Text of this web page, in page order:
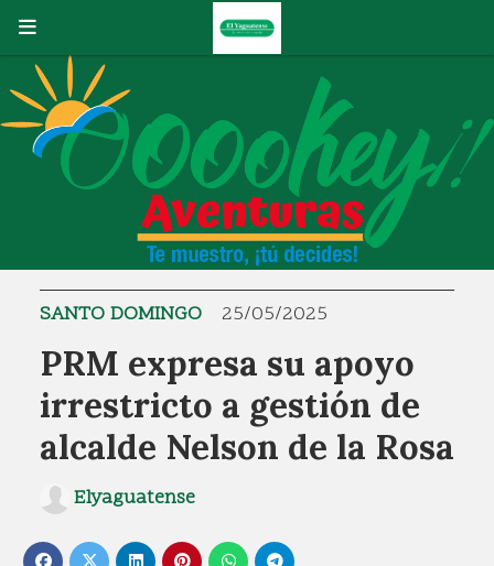
PRM expresa su apoyo
irrestricto a gestión de
alcalde Nelson de la Rosa
SANTO DOMINGO 25/05/2025
Elyaguatense